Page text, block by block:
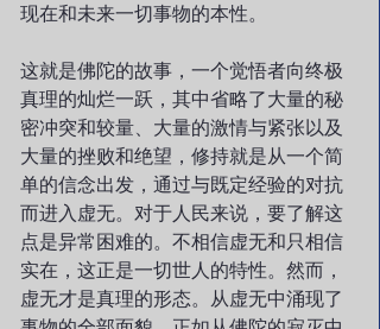
现在和未来一切事物的本性。
这就是佛陀的故事，一个觉悟者向终极
真理的灿烂一跃，其中省略了大量的秘
密冲突和较量、大量的激情与紧张以及
大量的挫败和绝望，修持就是从一个简
单的信念出发，通过与既定经验的对抗
而进入虚无。对于人民来说，要了解这
点是异常困难的。不相信虚无和只相信
实在，这正是一切世人的特性。然而，
虚无才是真理的形态。从虚无中涌现了